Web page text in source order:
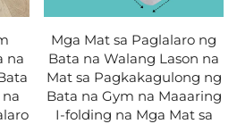
na
Mga Mat sa Paglalaro ng
Bata na Walang Lason na
Mat sa Pagkakagulong ng
Bata na Gym na Maaaring
I-folding na Mga Mat sa